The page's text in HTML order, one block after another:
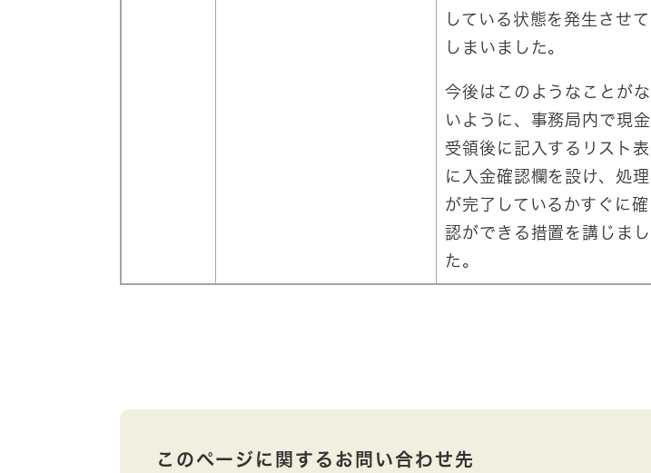
している状態を発生させて
しまいました。
今後はこのようなことがな
いように、事務局内で現金
受領後に記入するリスト表
に入金確認欄を設け、処理
が完了しているかすぐに確
認ができる措置を講じまし
た。
このページに関するお問い合わせ先